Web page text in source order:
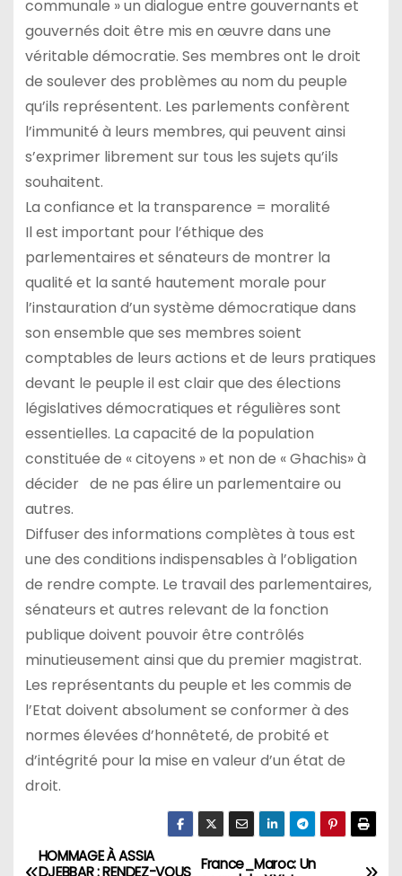
communale » un dialogue entre gouvernants et
gouvernés doit être mis en œuvre dans une
véritable démocratie. Ses membres ont le droit
de soulever des problèmes au nom du peuple
qu’ils représentent. Les parlements confèrent
l’immunité à leurs membres, qui peuvent ainsi
s’exprimer librement sur tous les sujets qu’ils
souhaitent.
La confiance et la transparence = moralité
Il est important pour l’éthique des
parlementaires et sénateurs de montrer la
qualité et la santé hautement morale pour
l’instauration d’un système démocratique dans
son ensemble que ses membres soient
comptables de leurs actions et de leurs pratiques
devant le peuple il est clair que des élections
législatives démocratiques et régulières sont
essentielles. La capacité de la population
constituée de « citoyens » et non de « Ghachis» à
décider de ne pas élire un parlementaire ou
autres.
Diffuser des informations complètes à tous est
une des conditions indispensables à l’obligation
de rendre compte. Le travail des parlementaires,
sénateurs et autres relevant de la fonction
publique doivent pouvoir être contrôlés
minutieusement ainsi que du premier magistrat.
Les représentants du peuple et les commis de
l’Etat doivent absolument se conformer à des
normes élevées d’honnêteté, de probité et
d’intégrité pour la mise en valeur d’un état de
droit.
N
France_Maroc: Un
HOMMAGE À ASSIA